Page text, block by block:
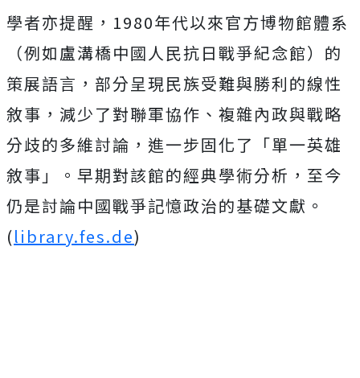
學者亦提醒，1980年代以來官方博物館體系
（例如盧溝橋中國人民抗日戰爭紀念館）的
策展語言，部分呈現民族受難與勝利的線性
敘事，減少了對聯軍協作、複雜內政與戰略
分歧的多維討論，進一步固化了「單一英雄
敘事」。早期對該館的經典學術分析，至今
仍是討論中國戰爭記憶政治的基礎文獻。
(library.fes.de)